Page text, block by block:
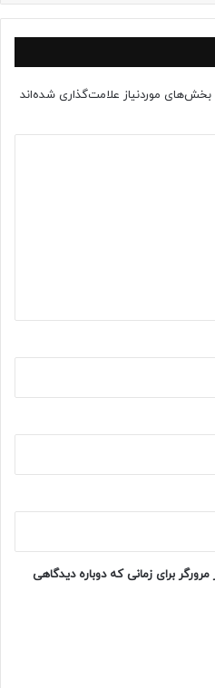
بخش‌های موردنیاز علامت‌گذاری شده‌اند
برای زمانی که دوباره دیدگاهی